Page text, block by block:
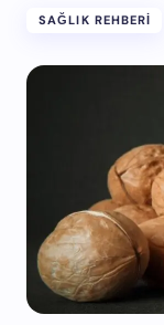
SAĞLIK REHBERI